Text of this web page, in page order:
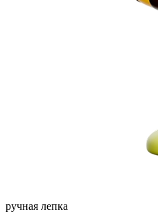
ручная лепка